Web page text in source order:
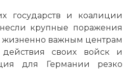
государств и коалиции
крупные поражения
жизненно важным центрам
своих войск и
для Германии резко